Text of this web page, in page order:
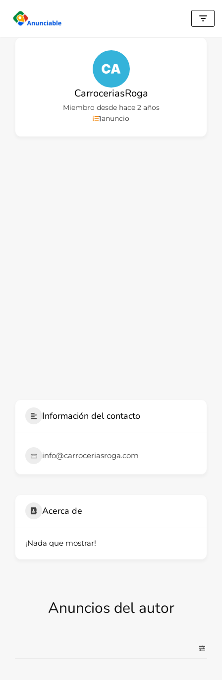
Saltar
CarroceriasRoga
Miembro desde hace 2 años
1anuncio
Información del contacto
info@carroceriasroga.com
Acerca de
¡Nada que mostrar!
Anuncios del autor